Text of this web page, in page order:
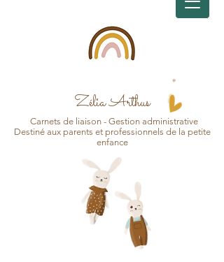
Zélia Arthus
Carnets de liaison - Gestion administrative
Destiné aux parents et professionnels de la petite
enfance